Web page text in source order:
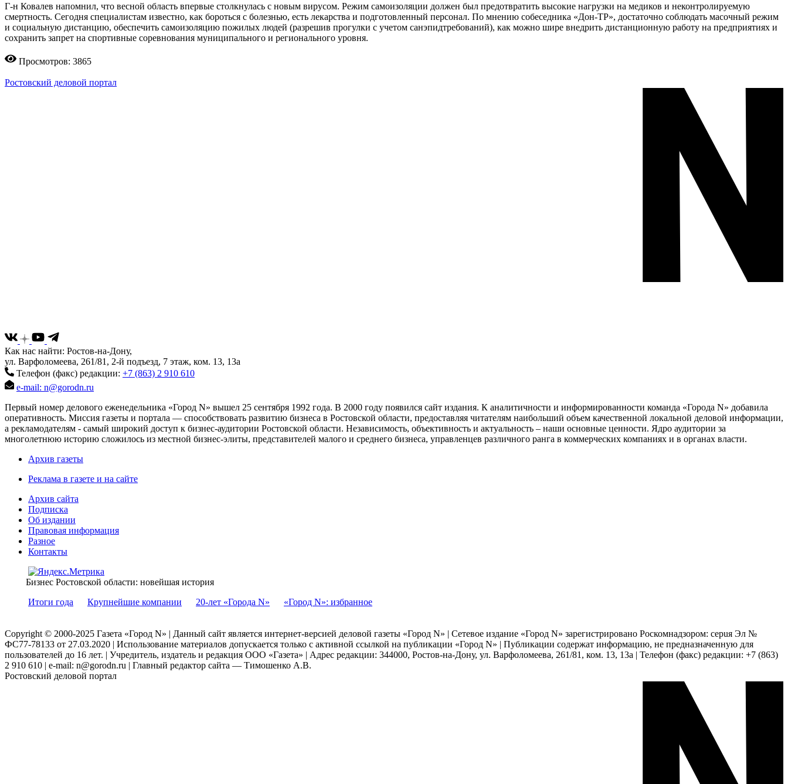
Г-н Ковалев напомнил, что весной область впервые столкнулась с новым вирусом. Режим самоизоляции должен был предотвратить высокие нагрузки на медиков и неконтролируемую
смертность. Сегодня специалистам известно, как бороться с болезнью, есть лекарства и подготовленный персонал. По мнению собеседника «Дон-ТР», достаточно соблюдать масочный режим
и социальную дистанцию, обеспечить самоизоляцию пожилых людей (разрешив прогулки с учетом санэпидтребований), как можно шире внедрить дистанционную работу на предприятиях и
сохранить запрет на спортивные соревнования муниципального и регионального уровня.
Просмотров: 3865
Ростовский деловой портал
Как нас найти: Ростов-на-Дону,
ул. Варфоломеева, 261/81, 2-й подъезд, 7 этаж, ком. 13, 13а
Телефон (факс) редакции: +7 (863) 2 910 610
e-mail: n@gorodn.ru
Первый номер делового еженедельника «Город N» вышел 25 сентября 1992 года. В 2000 году появился сайт издания. К аналитичности и информированности команда «Города N» добавила
оперативность. Миссия газеты и портала — способствовать развитию бизнеса в Ростовской области, предоставляя читателям наибольший объем качественной локальной деловой информации,
а рекламодателям - самый широкий доступ к бизнес-аудитории Ростовской области. Независимость, объективность и актуальность – наши основные ценности. Ядро аудитории за
многолетнюю историю сложилось из местной бизнес-элиты, представителей малого и среднего бизнеса, управленцев различного ранга в коммерческих компаниях и в органах власти.
Архив газеты
Реклама в газете и на сайте
Архив сайта
Подписка
Об издании
Правовая информация
Разное
Контакты
Бизнес Ростовской области: новейшая история
Итоги года
Крупнейшие компании 20-лет «Города N» «Город N»: избранное
Copyright © 2000-2025 Газета «Город N» | Данный сайт является интернет-версией деловой газеты «Город N» | Сетевое издание «Город N» зарегистрировано Роскомнадзором: серuя Эл №
ФС77-78133 от 27.03.2020 | Использование материалов допускается только с активной ссылкой на публикации «Город N» | Публикации содержат информацию, не предназначенную для
пользователей до 16 лет. | Учредитель, издатель и редакция ООО «Газета» | Адрес редакции: 344000, Ростов-на-Дону, ул. Варфоломеева, 261/81, ком. 13, 13а | Телефон (факс) редакции: +7 (863)
2 910 610 | e-mail: n@gorodn.ru | Главный редактор сайта — Тимошенко А.В.
Ростовский деловой портал